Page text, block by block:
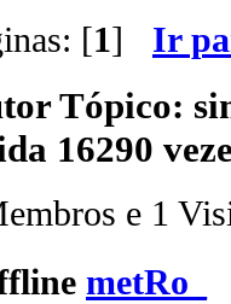
[1] Ir
Tópico:
16290
e 1
metRo_